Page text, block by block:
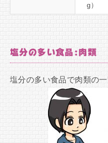
g）
塩分の多い食品:肉類
塩分の多い食品で肉類の